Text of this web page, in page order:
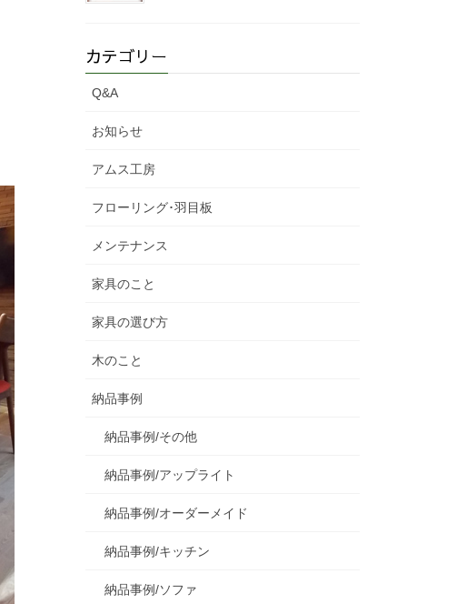
カテゴリー
Q&A
お知らせ
アムス工房
フローリング･羽目板
メンテナンス
家具のこと
家具の選び方
木のこと
納品事例
納品事例/その他
納品事例/アップライト
納品事例/オーダーメイド
納品事例/キッチン
納品事例/ソファ